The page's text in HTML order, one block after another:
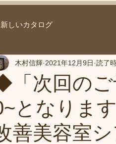
新しいカタログ
「次回のご
となりま
善美容室
木村信輝 2021年12月9日 読了